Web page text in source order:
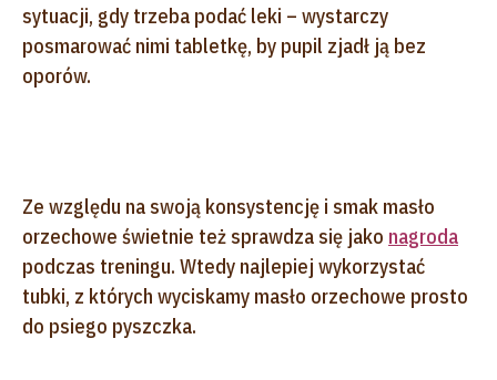
sytuacji, gdy trzeba podać leki – wystarczy
posmarować nimi tabletkę, by pupil zjadł ją bez
oporów.
Ze względu na swoją konsystencję i smak masło
orzechowe świetnie też sprawdza się jako nagroda
podczas treningu. Wtedy najlepiej wykorzystać
tubki, z których wyciskamy masło orzechowe prosto
do psiego pyszczka.